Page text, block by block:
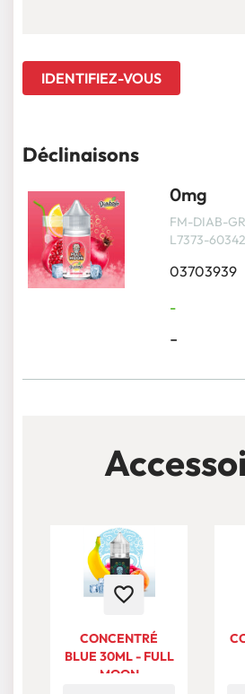
IDENTIFIEZ-VOUS
Déclinaisons
0mg
FM-DIAB-
L7373-60342
03703939
-
-
favorite_border
CONCENTRÉ
BLUE 30ML - FULL
MOON